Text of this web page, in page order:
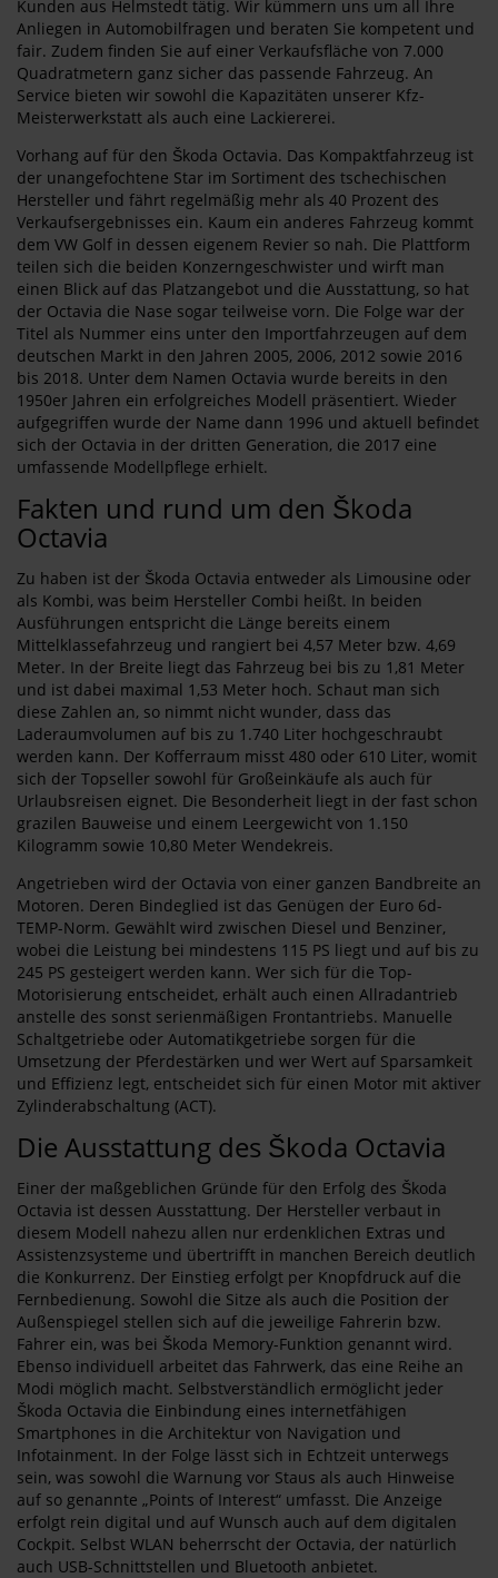
Kunden aus Helmstedt tätig. Wir kümmern uns um all Ihre
Anliegen in Automobilfragen und beraten Sie kompetent und
fair. Zudem finden Sie auf einer Verkaufsfläche von 7.000
Quadratmetern ganz sicher das passende Fahrzeug. An
Service bieten wir sowohl die Kapazitäten unserer Kfz-
Meisterwerkstatt als auch eine Lackiererei.
Vorhang auf für den Škoda Octavia. Das Kompaktfahrzeug ist
der unangefochtene Star im Sortiment des tschechischen
Hersteller und fährt regelmäßig mehr als 40 Prozent des
Verkaufsergebnisses ein. Kaum ein anderes Fahrzeug kommt
dem VW Golf in dessen eigenem Revier so nah. Die Plattform
teilen sich die beiden Konzerngeschwister und wirft man
einen Blick auf das Platzangebot und die Ausstattung, so hat
der Octavia die Nase sogar teilweise vorn. Die Folge war der
Titel als Nummer eins unter den Importfahrzeugen auf dem
deutschen Markt in den Jahren 2005, 2006, 2012 sowie 2016
bis 2018. Unter dem Namen Octavia wurde bereits in den
1950er Jahren ein erfolgreiches Modell präsentiert. Wieder
aufgegriffen wurde der Name dann 1996 und aktuell befindet
sich der Octavia in der dritten Generation, die 2017 eine
umfassende Modellpflege erhielt.
Fakten und rund um den Škoda
Octavia
Zu haben ist der Škoda Octavia entweder als Limousine oder
als Kombi, was beim Hersteller Combi heißt. In beiden
Ausführungen entspricht die Länge bereits einem
Mittelklassefahrzeug und rangiert bei 4,57 Meter bzw. 4,69
Meter. In der Breite liegt das Fahrzeug bei bis zu 1,81 Meter
und ist dabei maximal 1,53 Meter hoch. Schaut man sich
diese Zahlen an, so nimmt nicht wunder, dass das
Laderaumvolumen auf bis zu 1.740 Liter hochgeschraubt
werden kann. Der Kofferraum misst 480 oder 610 Liter, womit
sich der Topseller sowohl für Großeinkäufe als auch für
Urlaubsreisen eignet. Die Besonderheit liegt in der fast schon
grazilen Bauweise und einem Leergewicht von 1.150
Kilogramm sowie 10,80 Meter Wendekreis.
Angetrieben wird der Octavia von einer ganzen Bandbreite an
Motoren. Deren Bindeglied ist das Genügen der Euro 6d-
TEMP-Norm. Gewählt wird zwischen Diesel und Benziner,
wobei die Leistung bei mindestens 115 PS liegt und auf bis zu
245 PS gesteigert werden kann. Wer sich für die Top-
Motorisierung entscheidet, erhält auch einen Allradantrieb
anstelle des sonst serienmäßigen Frontantriebs. Manuelle
Schaltgetriebe oder Automatikgetriebe sorgen für die
Umsetzung der Pferdestärken und wer Wert auf Sparsamkeit
und Effizienz legt, entscheidet sich für einen Motor mit aktiver
Zylinderabschaltung (ACT).
Die Ausstattung des Škoda Octavia
Einer der maßgeblichen Gründe für den Erfolg des Škoda
Octavia ist dessen Ausstattung. Der Hersteller verbaut in
diesem Modell nahezu allen nur erdenklichen Extras und
Assistenzsysteme und übertrifft in manchen Bereich deutlich
die Konkurrenz. Der Einstieg erfolgt per Knopfdruck auf die
Fernbedienung. Sowohl die Sitze als auch die Position der
Außenspiegel stellen sich auf die jeweilige Fahrerin bzw.
Fahrer ein, was bei Škoda Memory-Funktion genannt wird.
Ebenso individuell arbeitet das Fahrwerk, das eine Reihe an
Modi möglich macht. Selbstverständlich ermöglicht jeder
Škoda Octavia die Einbindung eines internetfähigen
Smartphones in die Architektur von Navigation und
Infotainment. In der Folge lässt sich in Echtzeit unterwegs
sein, was sowohl die Warnung vor Staus als auch Hinweise
auf so genannte „Points of Interest“ umfasst. Die Anzeige
erfolgt rein digital und auf Wunsch auch auf dem digitalen
Cockpit. Selbst WLAN beherrscht der Octavia, der natürlich
auch USB-Schnittstellen und Bluetooth anbietet.